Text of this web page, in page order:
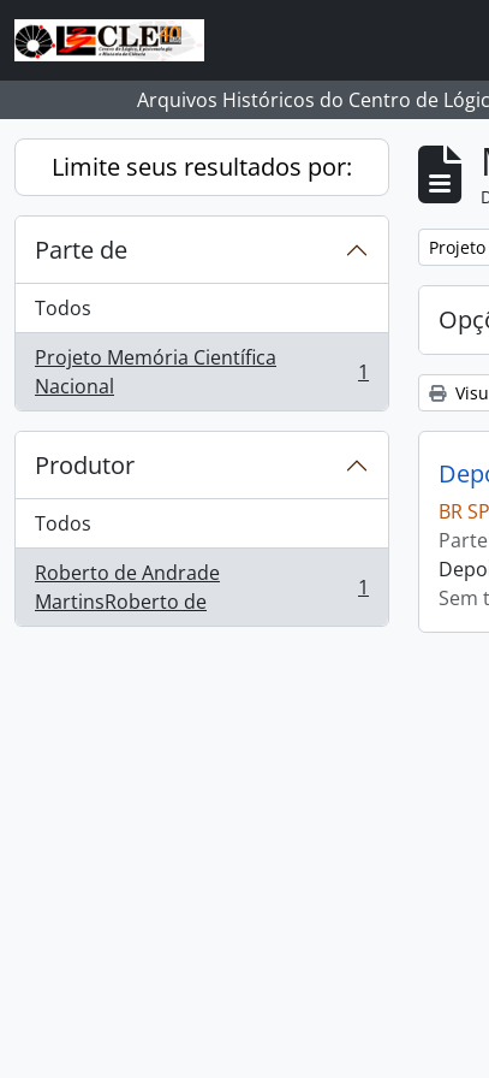
Skip to main content
Arquivos Históricos do Centro de
Limite seus resultados por:
Parte de
Todos
Projeto Memória Científica
Nacional
, 1 resultados 1
Produtor
Todos
Roberto de Andrade
MartinsRoberto de
, 1 resultados 1
BR
Sem